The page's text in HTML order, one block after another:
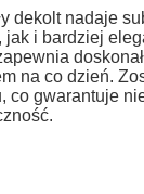
dekolt nadaje
jak i bardziej
na co dzień.
co gwarantuje